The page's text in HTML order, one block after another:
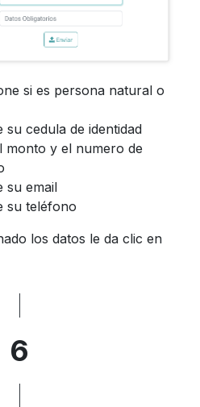
si es persona natural o
su cedula de identidad
monto y el numero de
su email
su teléfono
los datos le da clic en
6